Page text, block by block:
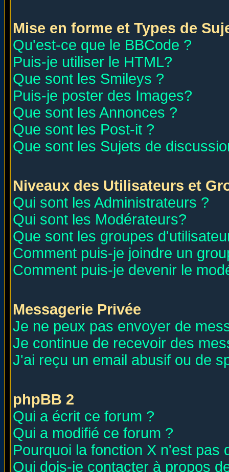
Mise en forme et Types de
Qu'est-ce que le BBCode ?
Puis-je utiliser le HTML?
Que sont les Smileys ?
Puis-je poster des Images?
Que sont les Annonces ?
Que sont les Post-it ?
Que sont les Sujets de
Niveaux des Utilisateurs et
Qui sont les Administrateurs ?
Qui sont les Modérateurs?
Que sont les groupes
Comment puis-je joindre un
Comment puis-je devenir le
Messagerie Privée
Je ne peux pas envoyer de
Je continue de recevoir des
J'ai reçu un email abusif ou de
phpBB 2
Qui a écrit ce forum ?
Qui a modifié ce forum ?
Pourquoi la fonction X n'est pas
Qui dois-je contacter à propos